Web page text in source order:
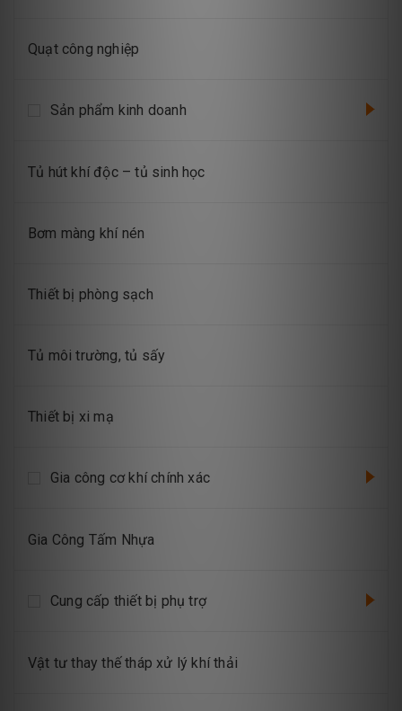
Quạt công nghiệp
Sản phẩm kinh doanh
Tủ hút khí độc – tủ sinh học
Bơm màng khí nén
Thiết bị phòng sạch
Tủ môi trường, tủ sấy
Thiết bị xi mạ
Gia công cơ khí chính xác
Gia Công Tấm Nhựa
Cung cấp thiết bị phụ trợ
Vật tư thay thế tháp xử lý khí thải